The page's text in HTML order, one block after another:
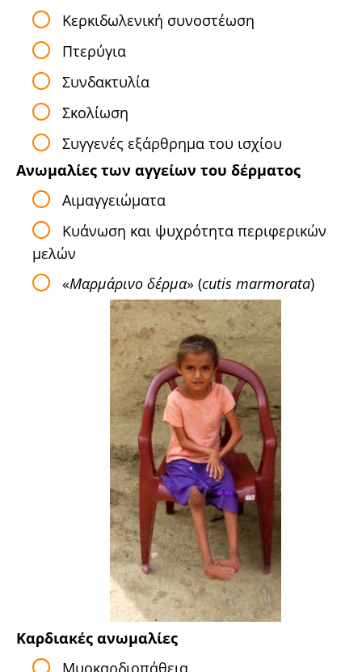
Kερκιδωλενική συνοστέωση
Πτερύγια
Συνδακτυλία
Σκολίωση
Συγγενές εξάρθρημα του ισχίου
Ανωμαλίες των αγγείων του δέρματος
Αιμαγγειώματα
Kυάνωση και ψυχρότητα περιφερικών
μελών
«Μαρμάρινο δέρμα» (cutis marmorata)
Καρδιακές ανωμαλίες
Μυοκαρδιοπάθεια